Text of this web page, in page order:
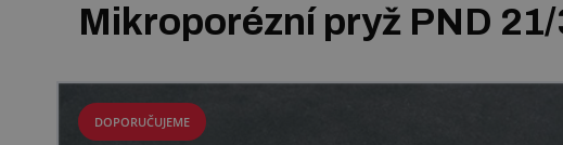
Mikroporézní pryž PND
DOPORUČUJEME